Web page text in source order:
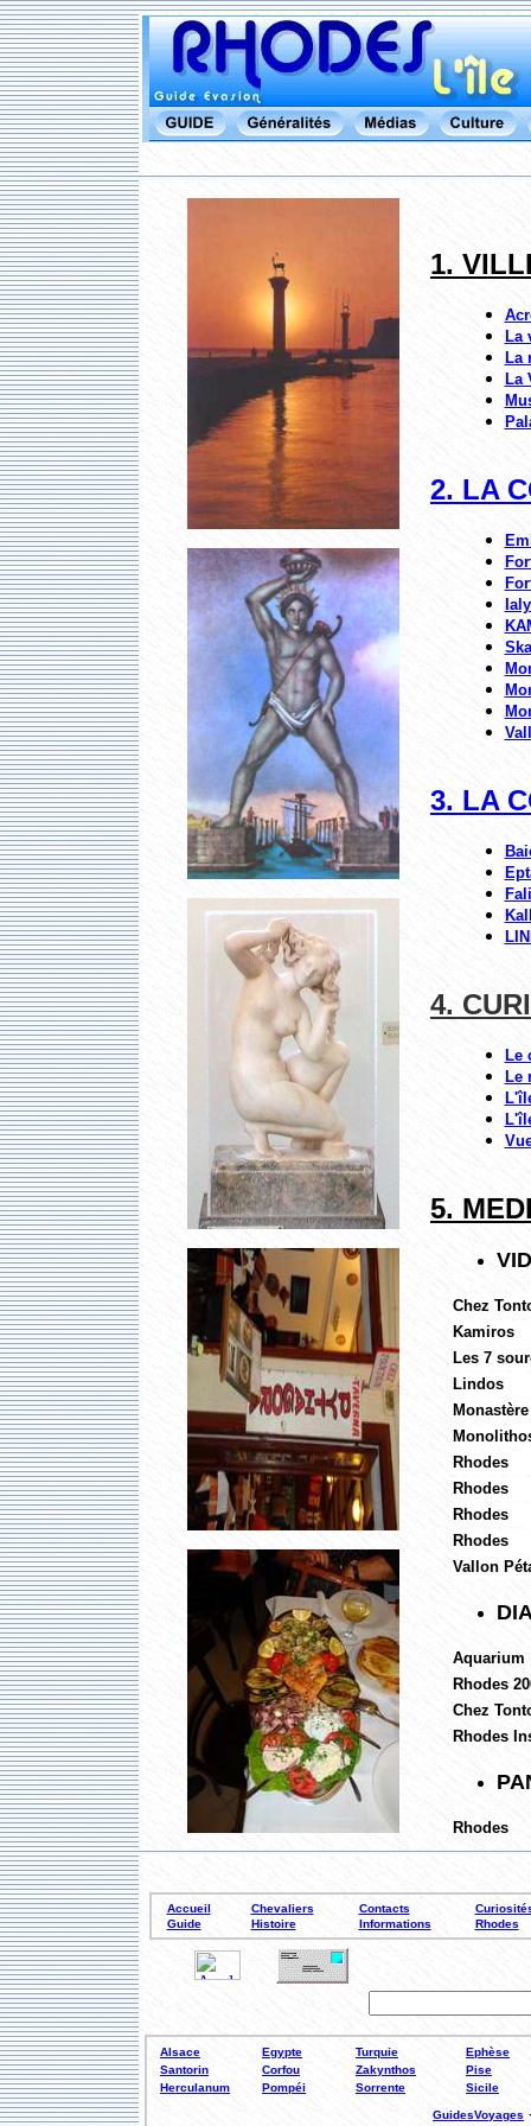
1.
La
La
La
2. LA
3. LA
4.
Le
Le
5.
Chez
Kamiros
Les 7
Lindos
Monastère
Rhodes
Rhodes
Rhodes
Rhodes
Vallon
Aquarium
Rhodes
Chez
Rhodes
Rhodes
Accueil Chevaliers Contacts
Guide
Histoire Informations Rhodes
Alsace Egypte Turquie
Ephèse
Santorin
Corfou Zakynthos
Pise
Herculanum
Pompéi Sorrente Sicile
GuidesVoyages